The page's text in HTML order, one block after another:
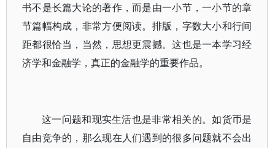
书不是长篇大论的著作，而是由一小节，一小节的章
节篇幅构成，非常方便阅读。排版，字数大小和行间
距都很恰当，当然，思想更震撼。这也是一本学习经
济学和金融学，真正的金融学的重要作品。
这一问题和现实生活也是非常相关的。如货币是
自由竞争的，那么现在人们遇到的很多问题就不会出